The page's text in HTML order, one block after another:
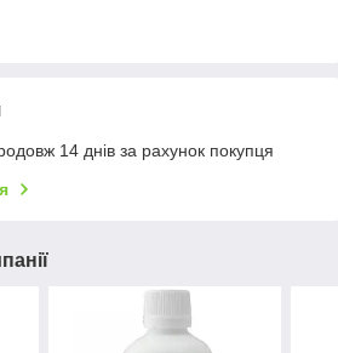
14 днів за рахунок покупця